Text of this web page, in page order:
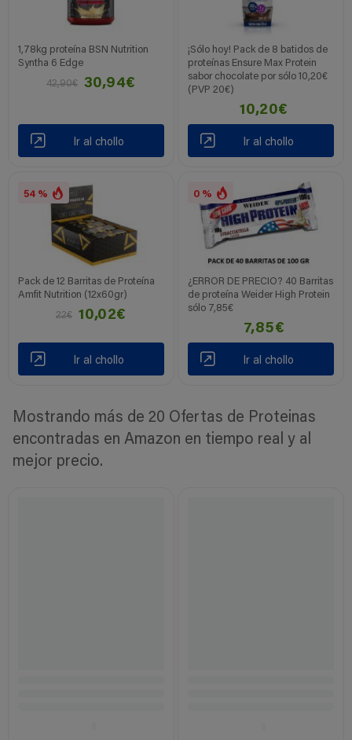
1,78kg proteína BSN Nutrition
Syntha 6 Edge
42,90€
30,94€
Ir al chollo
¡Sólo hoy! Pack de 8 batidos de
proteínas Ensure Max Protein
sabor chocolate por sólo 10,20€
(PVP 20€)
10,20€
Ir al chollo
54 %
Pack de 12 Barritas de Proteína
Amfit Nutrition (12x60gr)
22€
10,02€
Ir al chollo
0 %
¿ERROR DE PRECIO? 40 Barritas
de proteína Weider High Protein
sólo 7,85€
7,85€
Ir al chollo
Mostrando más de 20 Ofertas de Proteinas
encontradas en Amazon en tiempo real y al
mejor precio.